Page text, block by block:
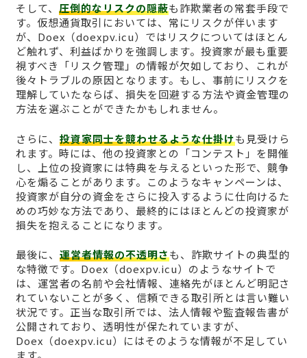
そして、 圧倒的なリスクの隠蔽も詐欺業者の常套手段で
す。仮想通貨取引においては、常にリスクが伴います
が、Doex（doexpv.icu）ではリスクについてはほとん
ど触れず、利益ばかりを強調します。投資家が最も重要
視すべき「リスク管理」の情報が欠如しており、これが
後々トラブルの原因となります。もし、事前にリスクを
理解していたならば、損失を回避する方法や資金管理の
方法を選ぶことができたかもしれません。
さらに、 投資家同士を競わせるような仕掛けも見受けら
れます。時には、他の投資家との「コンテスト」を開催
し、上位の投資家には特典を与えるといった形で、競争
心を煽ることがあります。このようなキャンペーンは、
投資家が自分の資金をさらに投入するように仕向けるた
めの巧妙な方法であり、最終的にはほとんどの投資家が
損失を抱えることになります。
最後に、 運営者情報の不透明さも、詐欺サイトの典型的
な特徴です。Doex（doexpv.icu）のようなサイトで
は、運営者の名前や会社情報、連絡先がほとんど明記さ
れていないことが多く、信頼できる取引所とは言い難い
状況です。正当な取引所では、法人情報や監査報告書が
公開されており、透明性が保たれていますが、
Doex（doexpv.icu）にはそのような情報が不足してい
ます。